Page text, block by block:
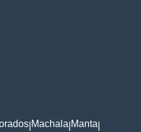
Machala Manta